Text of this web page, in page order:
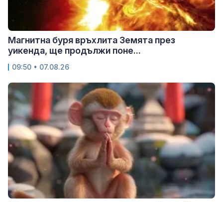
Магнитна буря връхлита Земята през
уикенда, ще продължи поне...
09:50 • 07.08.26